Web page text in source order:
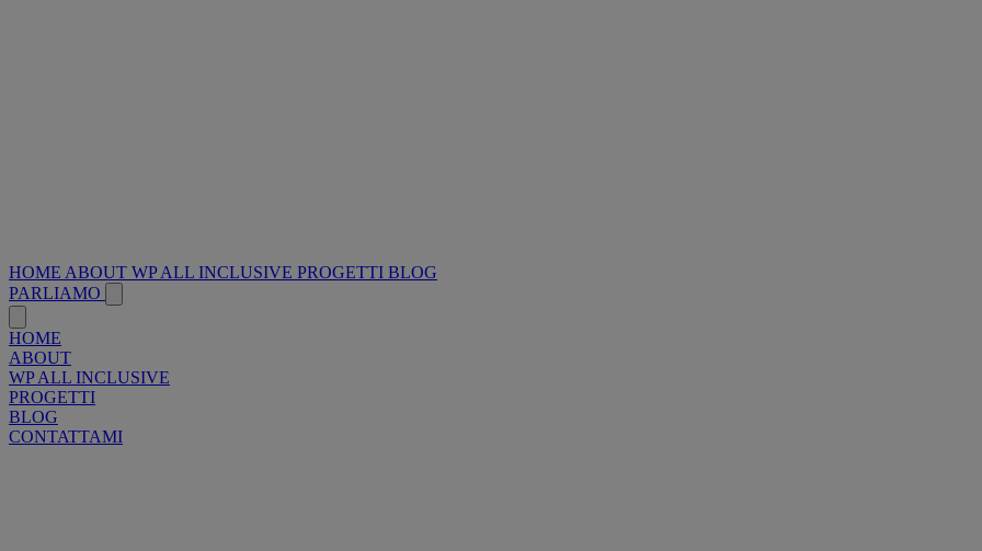
HOME ABOUT WP ALL INCLUSIVE PROGETTI BLOG
PARLIAMO
HOME
ABOUT
WP ALL INCLUSIVE
PROGETTI
BLOG
CONTATTAMI